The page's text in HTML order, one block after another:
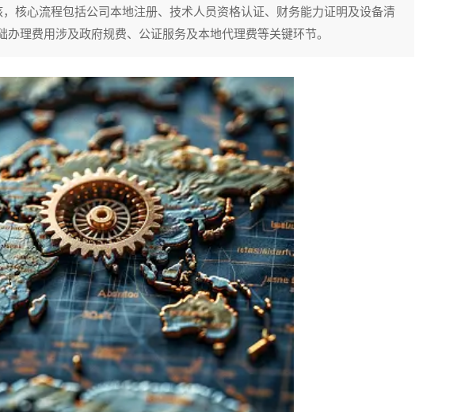
核心流程包括公司本地注册、技术人员资格认证、财务能力证明及设备清
理费用涉及政府规费、公证服务及本地代理费等关键环节。